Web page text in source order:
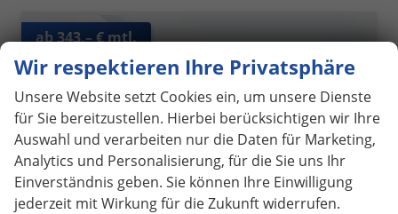
ab 343,– € mtl.
Wir respektieren Ihre Privatsphäre
Unsere Website setzt Cookies ein, um unsere Dienste
für Sie bereitzustellen. Hierbei berücksichtigen wir Ihre
Auswahl und verarbeiten nur die Daten für Marketing,
Analytics und Personalisierung, für die Sie uns Ihr
Einverständnis geben. Sie können Ihre Einwilligung
jederzeit mit Wirkung für die Zukunft widerrufen.